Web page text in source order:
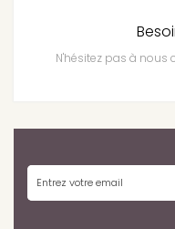
N'hésitez pas à nous